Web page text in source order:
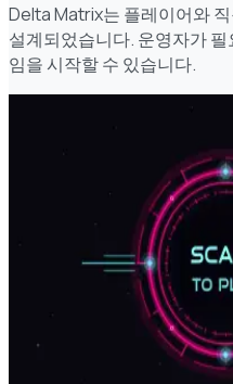
Delta Matrix는 플레이어와
설계되었습니다. 운영자가
임을 시작할 수 있습니다.